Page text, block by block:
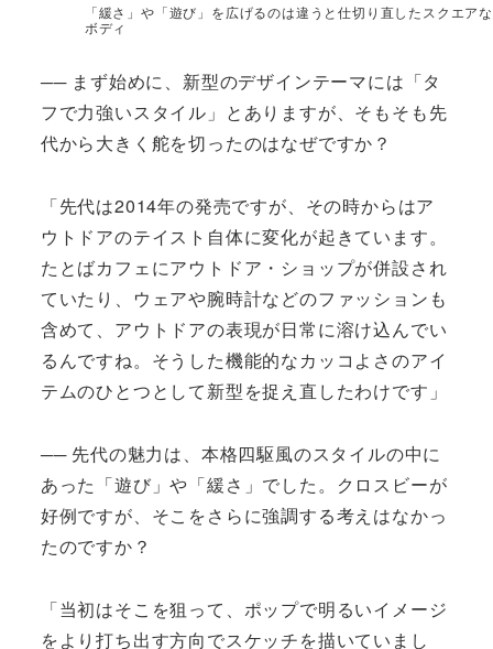
「緩さ」や「遊び」を広げるのは違うと仕切り直したスクエアな
ボディ
── まず始めに、新型のデザインテーマには「タ
フで力強いスタイル」とありますが、そもそも先
代から大きく舵を切ったのはなぜですか？
「先代は2014年の発売ですが、その時からはア
ウトドアのテイスト自体に変化が起きています。
たとばカフェにアウトドア・ショップが併設され
ていたり、ウェアや腕時計などのファッションも
含めて、アウトドアの表現が日常に溶け込んでい
るんですね。そうした機能的なカッコよさのアイ
テムのひとつとして新型を捉え直したわけです」
── 先代の魅力は、本格四駆風のスタイルの中に
あった「遊び」や「緩さ」でした。クロスビーが
好例ですが、そこをさらに強調する考えはなかっ
たのですか？
「当初はそこを狙って、ポップで明るいイメージ
をより打ち出す方向でスケッチを描いていまし